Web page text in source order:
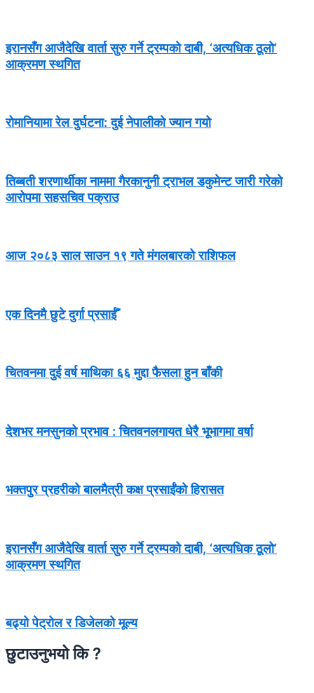
इरानसँग आजैदेखि वार्ता सुरु गर्ने ट्रम्पको दाबी, ‘अत्यधिक ठूलो’
आक्रमण स्थगित
रोमानियामा रेल दुर्घटना: दुई नेपालीको ज्यान गयो
तिब्बती शरणार्थीका नाममा गैरकानुनी ट्राभल डकुमेन्ट जारी गरेको
आरोपमा सहसचिव पक्राउ
आज २०८३ साल साउन १९ गते मंगलबारको राशिफल
एक दिनमै छुटे दुर्गा प्रसाईँ
चितवनमा दुई वर्ष माथिका ६६ मुद्दा फैसला हुन बाँकी
देशभर मनसुनको प्रभाव : चितवनलगायत धेरै भूभागमा वर्षा
भक्तपुर प्रहरीको बालमैत्री कक्ष प्रसाईंको हिरासत
इरानसँग आजैदेखि वार्ता सुरु गर्ने ट्रम्पको दाबी, ‘अत्यधिक ठूलो’
आक्रमण स्थगित
बढ्यो पेट्रोल र डिजेलको मूल्य
छुटाउनुभयो कि ?